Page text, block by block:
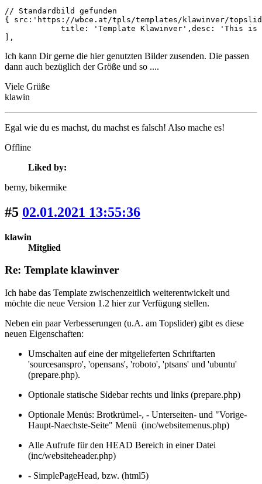
// Standardbild gefunden
{ src:'https://wbce.at/tpls/templates/klawinver/
title: 'Template Klawinver',desc: 'This
],
Ich kann Dir gerne die hier genutzten Bilder zusenden. Die passen
dann auch bezüglich der Größe und so ....
Viele Grüße
klawin
Egal wie du es machst, du machst es falsch! Also mache es!
Offline
Liked by:
berny, bikermike
#5 02.01.2021 13:55:36
klawin
Mitglied
Re: Template klawinver
Ich habe das Template zwischenzeitlich weiterentwickelt und
möchte die neue Version 1.2 hier zur Verfügung stellen.
Neben ein paar Verbesserungen (u.A. am Topslider) gibt es diese
neuen Eigenschaften:
Umschalten auf eine der mitgelieferten Schriftarten
'sourcesanspro', 'opensans', 'roboto', 'ptsans' und 'ubuntu'
(prepare.php).
Optionale statische Sidebar rechts und links (prepare.php)
Optionale Menüs: Brotkrümel-, - Unterseiten- und "Vorige-
Haupt-Naechste-Seite" Menü (inc/websitemenus.php)
Alle Aufrufe für den HEAD Bereich in einer Datei
(inc/websiteheader.php)
- SimplePageHead, bzw. (html5)